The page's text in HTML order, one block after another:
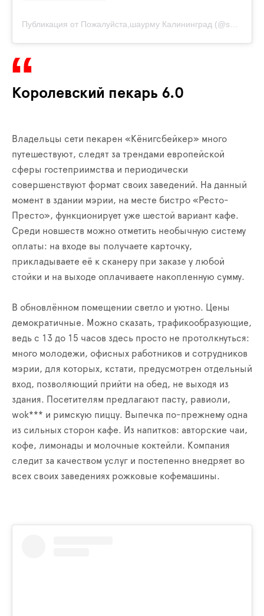
Публикация от Пожалуйста,шаурму Калининград (@shaurma_39)
Королевский пекарь 6.0
Владельцы сети пекарен «Кёнигсбейкер» много
путешествуют, следят за трендами европейской
сферы гостеприимства и периодически
совершенствуют формат своих заведений. На данный
момент в здании мэрии, на месте бистро «Ресто-
Престо», функционирует уже шестой вариант кафе.
Среди новшеств можно отметить необычную систему
оплаты: на входе вы получаете карточку,
прикладываете её к сканеру при заказе у любой
стойки и на выходе оплачиваете накопленную сумму.
В обновлённом помещении светло и уютно. Цены
демократичные. Можно сказать, трафикообразующие,
ведь с 13 до 15 часов здесь просто не протолкнуться:
много молодежи, офисных работников и сотрудников
мэрии, для которых, кстати, предусмотрен отдельный
вход, позволяющий прийти на обед, не выходя из
здания. Посетителям предлагают пасту, равиоли,
wok*** и римскую пиццу. Выпечка по-прежнему одна
из сильных сторон кафе. Из напитков: авторские чаи,
кофе, лимонады и молочные коктейли. Компания
следит за качеством услуг и постепенно внедряет во
всех своих заведениях рожковые кофемашины.